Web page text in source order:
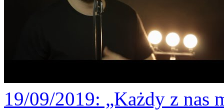
19/09/2019: „Każdy z nas